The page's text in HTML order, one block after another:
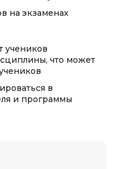
на экзаменах
учеников
что может
в
и программы